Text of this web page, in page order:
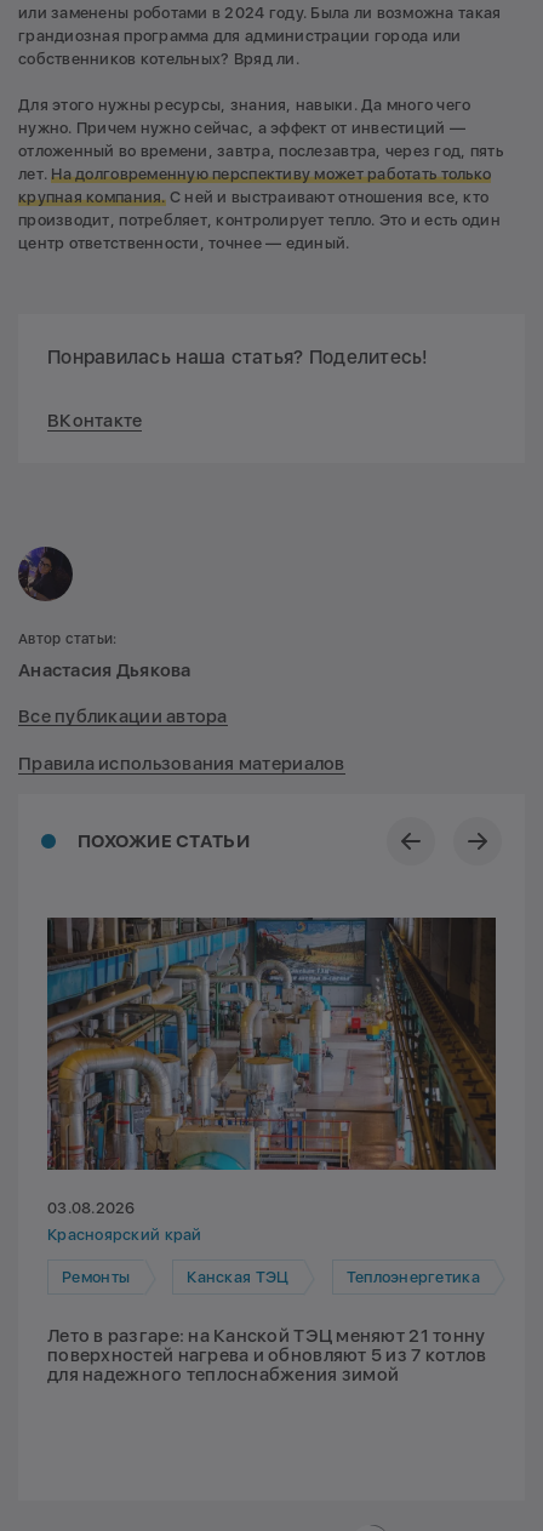
или заменены роботами в 2024 году. Была ли возможна такая
грандиозная программа для администрации города или
собственников котельных? Вряд ли.
Для этого нужны ресурсы, знания, навыки. Да много чего
нужно. Причем нужно сейчас, а эффект от инвестиций —
отложенный во времени, завтра, послезавтра, через год, пять
лет.На долговременную перспективу может работать только
крупная компания.С ней и выстраивают отношения все, кто
производит, потребляет, контролирует тепло. Это и есть один
центр ответственности, точнее — единый.
Понравилась наша статья? Поделитесь!
ВКонтакте
ПОХОЖИЕ СТАТЬИ
03.08.2026
Красноярский край
Ремонты Канская ТЭЦ Теплоэнергетика
Лето в разгаре: на Канской ТЭЦ меняют 21 тонну
поверхностей нагрева и обновляют 5 из 7 котлов
для надежного теплоснабжения зимой
Автор статьи:
Анастасия Дьякова
Все публикации автора
Правила использования материалов